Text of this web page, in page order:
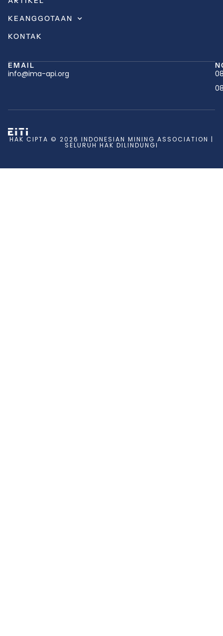
KEANGGOTAAN
KONTAK
EMAIL
info@ima-api.org
HAK CIPTA © 2026 INDONESIAN MINING ASSOCIATION |
SELURUH HAK DILINDUNGI